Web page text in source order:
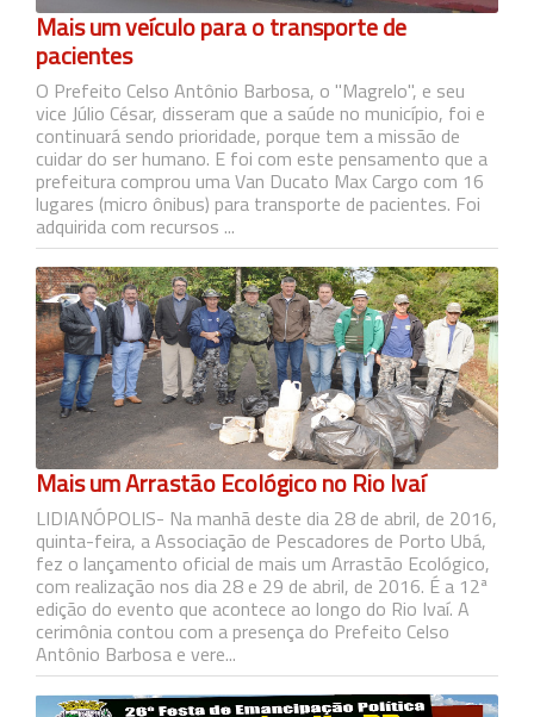
Mais um veículo para o transporte de
pacientes
O Prefeito Celso Antônio Barbosa, o "Magrelo", e seu
vice Júlio César, disseram que a saúde no município, foi e
continuará sendo prioridade, porque tem a missão de
cuidar do ser humano. E foi com este pensamento que a
prefeitura comprou uma Van Ducato Max Cargo com 16
lugares (micro ônibus) para transporte de pacientes. Foi
adquirida com recursos ...
Mais um Arrastão Ecológico no Rio Ivaí
LIDIANÓPOLIS- Na manhã deste dia 28 de abril, de 2016,
quinta-feira, a Associação de Pescadores de Porto Ubá,
fez o lançamento oficial de mais um Arrastão Ecológico,
com realização nos dia 28 e 29 de abril, de 2016. É a 12ª
edição do evento que acontece ao longo do Rio Ivaí. A
cerimônia contou com a presença do Prefeito Celso
Antônio Barbosa e vere...